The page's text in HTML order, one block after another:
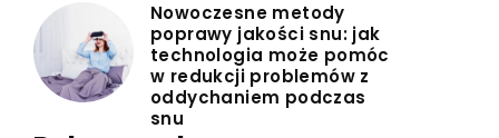
Nowoczesne metody
poprawy jakości snu: jak
technologia może pomóc
w redukcji problemów z
oddychaniem podczas
snu